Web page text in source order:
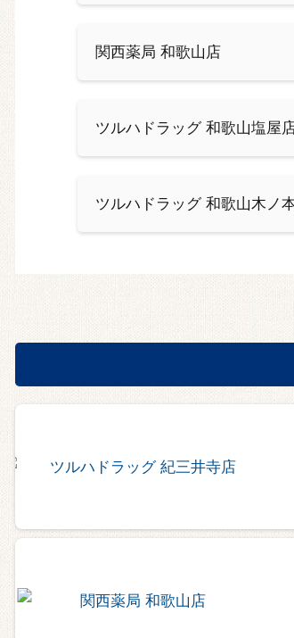
関西薬局 和歌山店
ツルハドラッグ 和歌山塩屋
ツルハドラッグ 和歌山木ノ